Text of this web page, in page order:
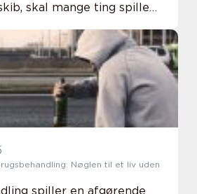
skal mange ting spille
rette udstyr, erfarne
Nøglen til et liv uden
spiller en afgørende